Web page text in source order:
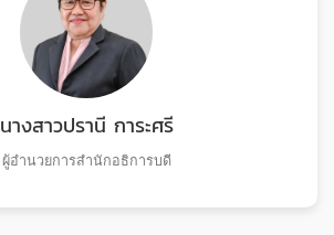
นางสาวปรานี การะศรี
ผู้อำนวยการสำนักอธิการบดี